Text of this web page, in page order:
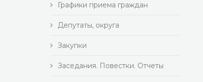
Графики приема граждан
Депутаты, округа
Закупки
Заседания. Повестки. Отчеты